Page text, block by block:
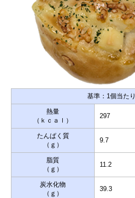
基準：1個当たり
熱量
（ｋｃａｌ）
297
たんぱく質
（ｇ）
9.7
脂質
（ｇ）
11.2
炭水化物
（ｇ）
39.3